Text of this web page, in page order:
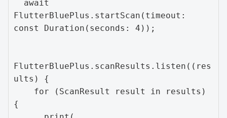
FlutterBluePlus.startScan(timeout:
const Duration(seconds: 4));
FlutterBluePlus.scanResults.listen((res
ults) {
{